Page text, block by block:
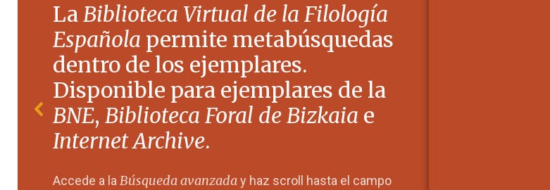
LaBiblioteca Virtual de la Filología
Española permite metabúsquedas
dentro de los ejemplares.
Disponible para ejemplares de la
BNE, Biblioteca Foral de Bizkaia e
Internet Archive.
Accede a laBúsqueda avanzaday haz scroll hasta el campo